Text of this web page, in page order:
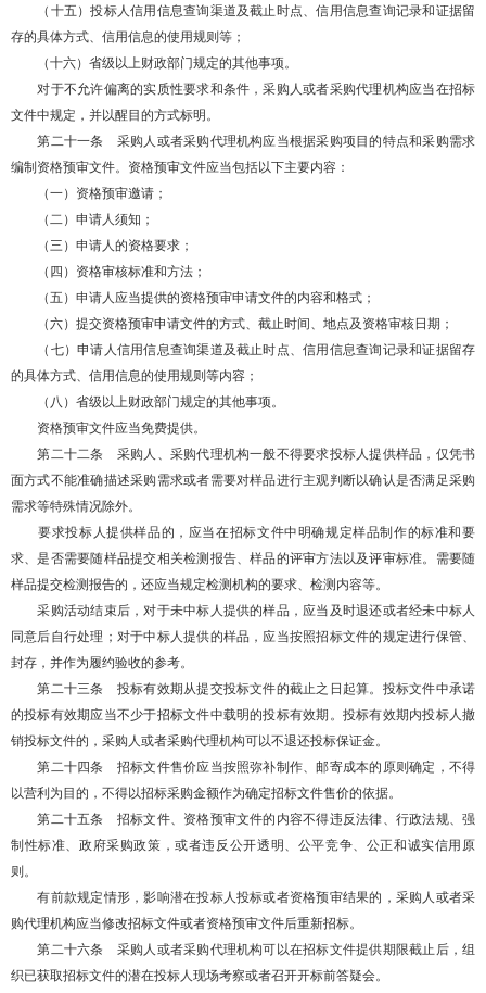
（十五）投标人信用信息查询渠道及截止时点、信用信息查询记录和证据留
存的具体方式、信用信息的使用规则等；
（十六）省级以上财政部门规定的其他事项。
对于不允许偏离的实质性要求和条件，采购人或者采购代理机构应当在招标
文件中规定，并以醒目的方式标明。
第二十一条 采购人或者采购代理机构应当根据采购项目的特点和采购需求
编制资格预审文件。资格预审文件应当包括以下主要内容：
（一）资格预审邀请；
（二）申请人须知；
（三）申请人的资格要求；
（四）资格审核标准和方法；
（五）申请人应当提供的资格预审申请文件的内容和格式；
（六）提交资格预审申请文件的方式、截止时间、地点及资格审核日期；
（七）申请人信用信息查询渠道及截止时点、信用信息查询记录和证据留存
的具体方式、信用信息的使用规则等内容；
（八）省级以上财政部门规定的其他事项。
资格预审文件应当免费提供。
第二十二条 采购人、采购代理机构一般不得要求投标人提供样品，仅凭书
面方式不能准确描述采购需求或者需要对样品进行主观判断以确认是否满足采购
需求等特殊情况除外。
要求投标人提供样品的，应当在招标文件中明确规定样品制作的标准和要
求、是否需要随样品提交相关检测报告、样品的评审方法以及评审标准。需要随
样品提交检测报告的，还应当规定检测机构的要求、检测内容等。
采购活动结束后，对于未中标人提供的样品，应当及时退还或者经未中标人
同意后自行处理；对于中标人提供的样品，应当按照招标文件的规定进行保管、
封存，并作为履约验收的参考。
第二十三条 投标有效期从提交投标文件的截止之日起算。投标文件中承诺
的投标有效期应当不少于招标文件中载明的投标有效期。投标有效期内投标人撤
销投标文件的，采购人或者采购代理机构可以不退还投标保证金。
第二十四条 招标文件售价应当按照弥补制作、邮寄成本的原则确定，不得
以营利为目的，不得以招标采购金额作为确定招标文件售价的依据。
第二十五条 招标文件、资格预审文件的内容不得违反法律、行政法规、强
制性标准、政府采购政策，或者违反公开透明、公平竞争、公正和诚实信用原
则。
有前款规定情形，影响潜在投标人投标或者资格预审结果的，采购人或者采
购代理机构应当修改招标文件或者资格预审文件后重新招标。
第二十六条 采购人或者采购代理机构可以在招标文件提供期限截止后，组
织已获取招标文件的潜在投标人现场考察或者召开开标前答疑会。